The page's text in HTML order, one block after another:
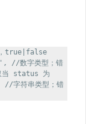
true|false
//数字类型；错
当 status 为
字符串类型；错